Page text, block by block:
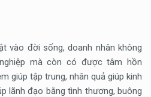
vào đời sống, doanh nhân không
mà còn có được tâm hồn
giúp tập trung, nhân quả giúp kinh
lãnh đạo bằng tình thương, buông